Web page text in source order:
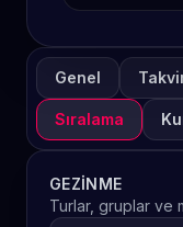
Genel
Sıralama
GEZINME
Turlar, gruplar ve